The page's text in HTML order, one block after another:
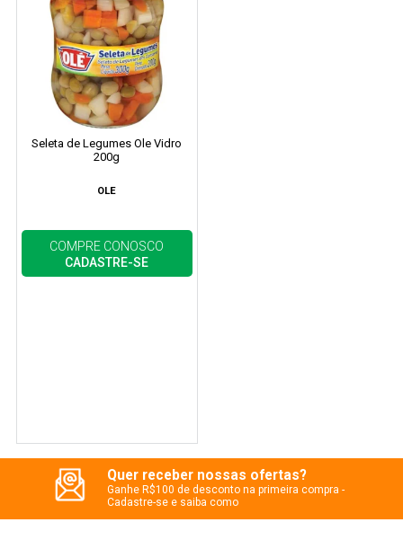
Seleta de Legumes Ole Vidro
200g
OLE
COMPRE CONOSCO
CADASTRE-SE
Quer receber nossas ofertas?
Ganhe R$100 de desconto na primeira compra -
Cadastre-se e saiba como